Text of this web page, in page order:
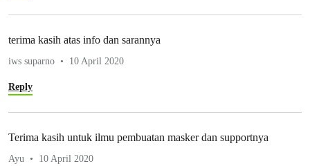
terima kasih atas info dan sarannya
iws suparno 10 April 2020
Reply
Terima kasih untuk ilmu pembuatan masker dan supportnya
Ayu 10 April 2020